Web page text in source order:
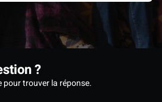
?
pour trouver la réponse.